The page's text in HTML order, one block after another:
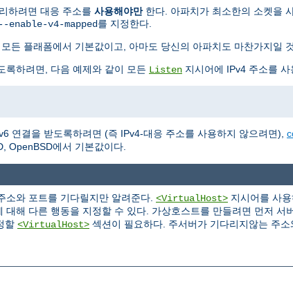
하려면 대응 주소를 사용해야만한다. 아파치가 최소한의 소켓을
--enable-v4-mapped를 지정한다.
든 플래폼에서 기본값이고, 아마도 당신의 아파치도 마찬가지일
록하려면, 다음 예제와 같이 모든 Listen 지시어에 IPv4 주소를 사
연결을 받도록하려면 (즉 IPv4-대응 주소를 사용하지 않으려면),
OpenBSD에서 기본값이다.
소와 포트를 기다릴지만 알려준다. <VirtualHost> 지시어를 사
대해 다른 행동을 지정할 수 있다. 가상호스트를 만들려면 먼저 서
할 <VirtualHost> 섹션이 필요하다. 주서버가 기다리지않는 주